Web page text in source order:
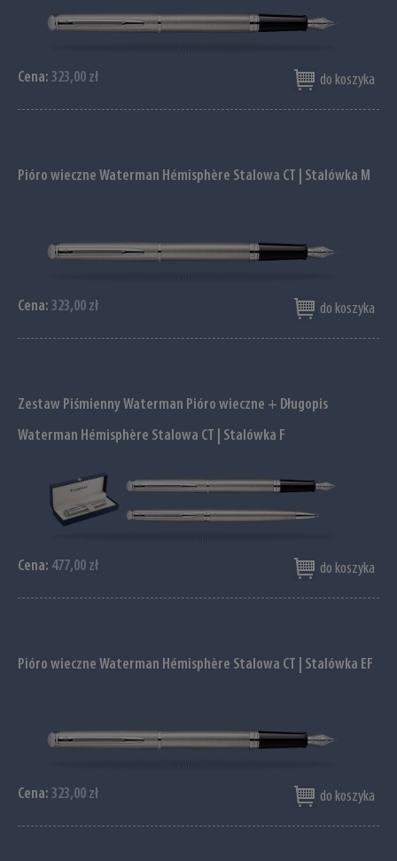
Cena: 323,00 zł do koszyka
Pióro wieczne Waterman Hémisphère Stalowa CT | Stalówka M
Cena: 323,00 zł do koszyka
Zestaw Piśmienny Waterman Pióro wieczne + Długopis
Waterman Hémisphère Stalowa CT | Stalówka F
Cena: 477,00 zł do koszyka
Pióro wieczne Waterman Hémisphère Stalowa CT | Stalówka EF
Cena: 323,00 zł do koszyka